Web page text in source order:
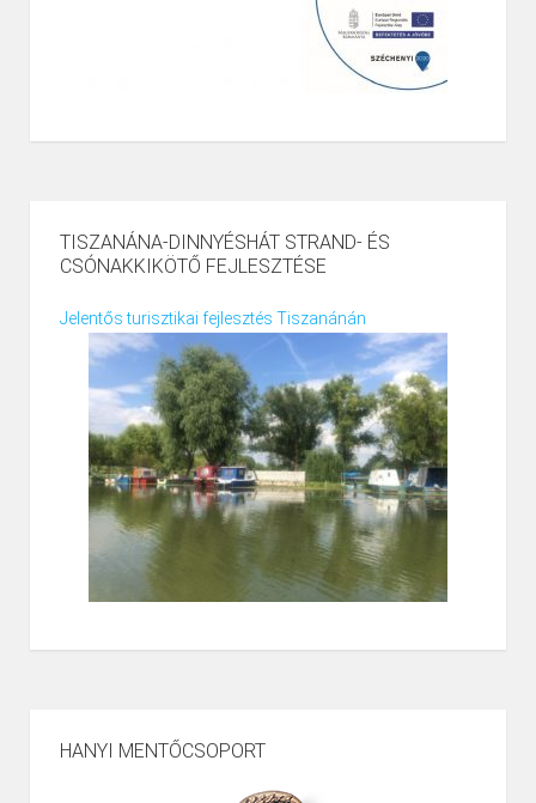
TISZANÁNA-DINNYÉSHÁT STRAND- ÉS
CSÓNAKKIKÖTŐ FEJLESZTÉSE
Jelentős turisztikai fejlesztés Tiszanánán
HANYI MENTŐCSOPORT